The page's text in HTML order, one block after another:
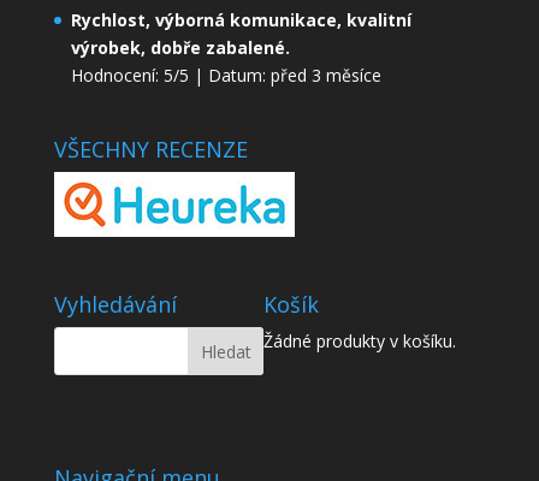
Rychlost, výborná komunikace, kvalitní
výrobek, dobře zabalené.
Hodnocení: 5/5 | Datum: před 3 měsíce
VŠECHNY RECENZE
Vyhledávání Košík
Žádné produkty v košíku.